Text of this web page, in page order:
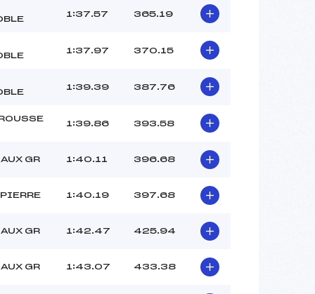
1:37.57 365.19
1:37.97 370.15
1:39.39 387.76
1:39.86 393.58
GR 1:40.11 396.68
1:40.19 397.68
GR 1:42.47 425.94
GR 1:43.07 433.38